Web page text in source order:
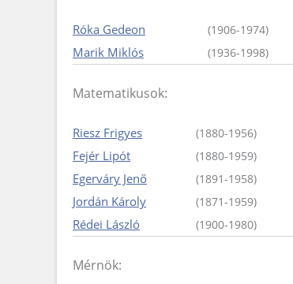
Róka Gedeon (1906-1974)
Marik Miklós (1936-1998)
Matematikusok:
Riesz Frigyes (1880-1956)
Fejér Lipót (1880-1959)
Egerváry Jenő (1891-1958)
Jordán Károly (1871-1959)
Rédei László (1900-1980)
Mérnök: